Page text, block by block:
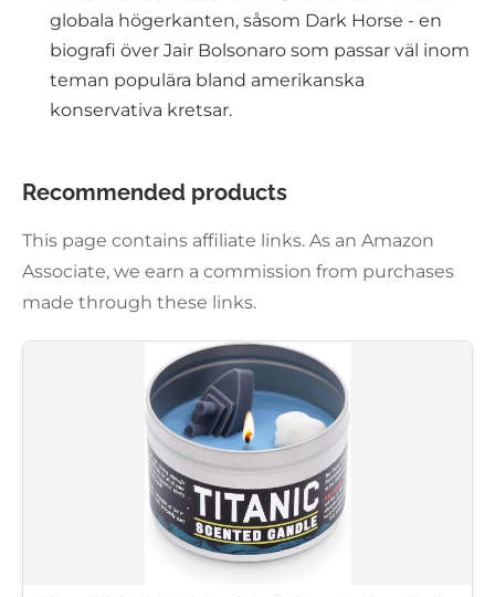
globala högerkanten, såsom Dark Horse - en
biografi över Jair Bolsonaro som passar väl inom
teman populära bland amerikanska
konservativa kretsar.
Recommended products
This page contains affiliate links. As an Amazon
Associate, we earn a commission from purchases
made through these links.